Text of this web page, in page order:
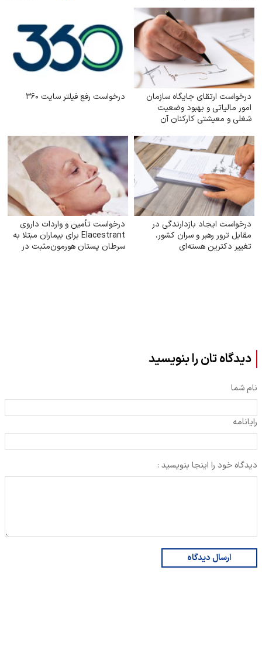
درخواست ارتقای جایگاه سازمان
امور مالیاتی و بهبود وضعیت
شغلی و معیشتی کارکنان آن
درخواست رفع فیلتر سایت ۳۶۰
درخواست ایجاد بازدارندگی در
مقابل ترور رهبر و سران کشور،
تغییر دکترین هسته‌ای
درخواست تأمین و واردات داروی
Elacestrant برای بیماران مبتلا به
سرطان پستان هورمون‌مثبت در
دیدگاه تان را بنویسید
نام شما
رایانامه
دیدگاه خود را اینجا بنویسید :
ارسال دیدگاه